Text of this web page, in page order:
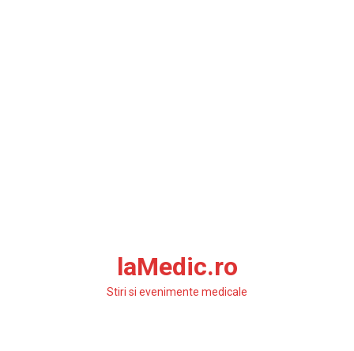
laMedic.ro
Stiri si evenimente medicale